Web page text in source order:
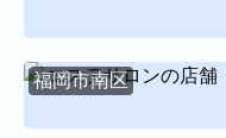
ABOUT
撮影・制作に対
KUMICODEの
福岡市南区